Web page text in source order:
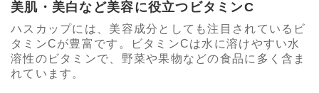
美肌・美白など美容に役立つビタミンC
ハスカップには、美容成分としても注目されているビ
タミンCが豊富です。ビタミンCは水に溶けやすい水
溶性のビタミンで、野菜や果物などの食品に多く含ま
れています。